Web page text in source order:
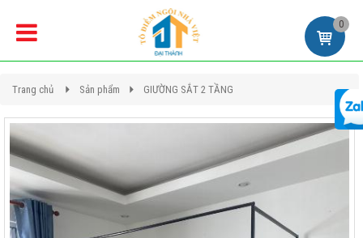
0
Trang chủ Sản phẩm GIƯỜNG SẮT 2 TẦNG